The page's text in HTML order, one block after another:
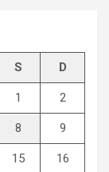
S D
1 2
8 9
15 16